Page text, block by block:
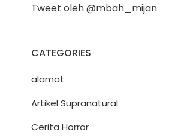
Tweet oleh @mbah_mijan
CATEGORIES
alamat
Artikel Supranatural
Cerita Horror